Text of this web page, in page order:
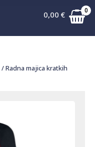
0,00 € 0
/ Radna majica kratkih